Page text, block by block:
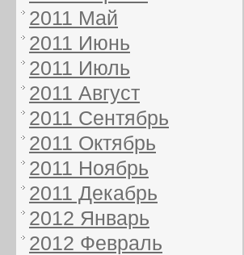
2011 Май
2011 Июнь
2011 Июль
2011 Август
2011 Сентябрь
2011 Октябрь
2011 Ноябрь
2011 Декабрь
2012 Январь
2012 Февраль